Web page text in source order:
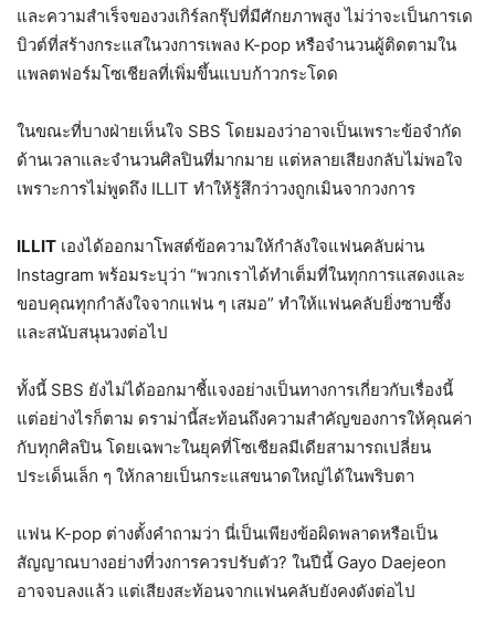
และความสำเร็จของวงเกิร์ลกรุ๊ปที่มีศักยภาพสูง ไม่ว่าจะเป็นการเด
บิวต์ที่สร้างกระแสในวงการเพลง K-pop หรือจำนวนผู้ติดตามใน
แพลตฟอร์มโซเชียลที่เพิ่มขึ้นแบบก้าวกระโดด
ในขณะที่บางฝ่ายเห็นใจ SBS โดยมองว่าอาจเป็นเพราะข้อจำกัด
ด้านเวลาและจำนวนศิลปินที่มากมาย แต่หลายเสียงกลับไม่พอใจ
เพราะการไม่พูดถึง ILLIT ทำให้รู้สึกว่าวงถูกเมินจากวงการ
ILLIT เองได้ออกมาโพสต์ข้อความให้กำลังใจแฟนคลับผ่าน
Instagram พร้อมระบุว่า “พวกเราได้ทำเต็มที่ในทุกการแสดงและ
ขอบคุณทุกกำลังใจจากแฟน ๆ เสมอ” ทำให้แฟนคลับยิ่งซาบซึ้ง
และสนับสนุนวงต่อไป
ทั้งนี้ SBS ยังไม่ได้ออกมาชี้แจงอย่างเป็นทางการเกี่ยวกับเรื่องนี้
แต่อย่างไรก็ตาม ดราม่านี้สะท้อนถึงความสำคัญของการให้คุณค่า
กับทุกศิลปิน โดยเฉพาะในยุคที่โซเชียลมีเดียสามารถเปลี่ยน
ประเด็นเล็ก ๆ ให้กลายเป็นกระแสขนาดใหญ่ได้ในพริบตา
แฟน K-pop ต่างตั้งคำถามว่า นี่เป็นเพียงข้อผิดพลาดหรือเป็น
สัญญาณบางอย่างที่วงการควรปรับตัว? ในปีนี้ Gayo Daejeon
อาจจบลงแล้ว แต่เสียงสะท้อนจากแฟนคลับยังคงดังต่อไป